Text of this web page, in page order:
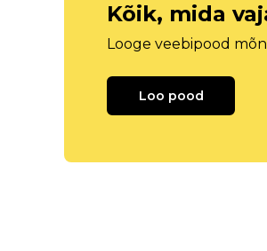
Kõik, mida
Looge veebipood
Loo pood